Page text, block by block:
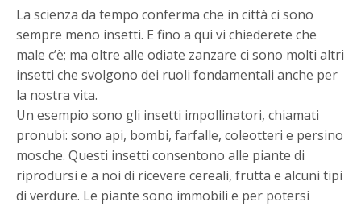
La scienza da tempo conferma che in città ci sono
sempre meno insetti. E fino a qui vi chiederete che
male c’è; ma oltre alle odiate zanzare ci sono molti altri
insetti che svolgono dei ruoli fondamentali anche per
la nostra vita.
Un esempio sono gli insetti impollinatori, chiamati
pronubi: sono api, bombi, farfalle, coleotteri e persino
mosche. Questi insetti consentono alle piante di
riprodursi e a noi di ricevere cereali, frutta e alcuni tipi
di verdure. Le piante sono immobili e per potersi